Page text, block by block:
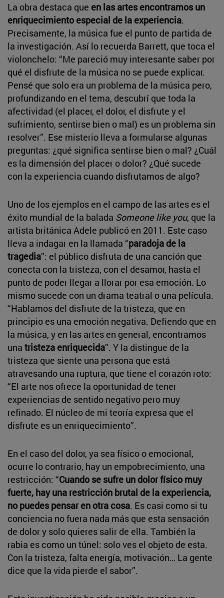
La obra destaca que en las artes encontramos un
enriquecimiento especial de la experiencia.
Precisamente, la música fue el punto de partida de
la investigación. Así lo recuerda Barrett, que toca el
violonchelo: “Me pareció muy interesante saber por
qué el disfrute de la música no se puede explicar.
Pensé que solo era un problema de la música pero,
profundizando en el tema, descubrí que toda la
afectividad (el placer, el dolor, el disfrute y el
sufrimiento, sentirse bien o mal) es un problema sin
resolver”. Ese misterio lleva a formularse algunas
preguntas: ¿qué significa sentirse bien o mal? ¿Cuál
es la dimensión del placer o dolor? ¿Qué sucede
con la experiencia cuando disfrutamos de algo?
Uno de los ejemplos en el campo de las artes es el
éxito mundial de la balada Someone like you, que la
artista británica Adele publicó en 2011. Este caso
lleva a indagar en la llamada “paradoja de la
tragedia”: el público disfruta de una canción que
conecta con la tristeza, con el desamor, hasta el
punto de poder llegar a llorar por esa emoción. Lo
mismo sucede con un drama teatral o una película.
“Hablamos del disfrute de la tristeza, que en
principio es una emoción negativa. Defiendo que en
la música, y en las artes en general, encontramos
una tristeza enriquecida”. Y la distingue de la
tristeza que siente una persona que está
atravesando una ruptura, que tiene el corazón roto:
“El arte nos ofrece la oportunidad de tener
experiencias de sentido negativo pero muy
refinado. El núcleo de mi teoría expresa que el
disfrute es un enriquecimiento”.
En el caso del dolor, ya sea físico o emocional,
ocurre lo contrario, hay un empobrecimiento, una
restricción: “Cuando se sufre un dolor físico muy
fuerte, hay una restricción brutal de la experiencia,
no puedes pensar en otra cosa. Es casi como si tu
conciencia no fuera nada más que esta sensación
de dolor y solo quieres salir de ella. También la
rabia es como un túnel: solo ves el objeto de esta.
Con la tristeza, falta energía, motivación… La gente
dice que la vida pierde el sabor”.